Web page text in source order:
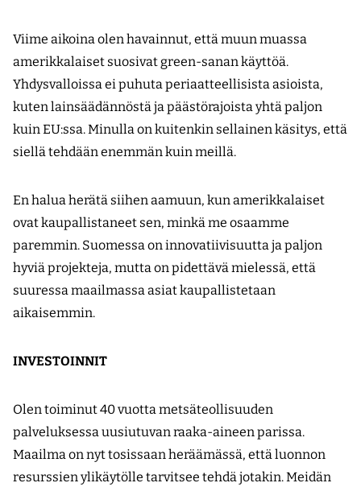
Viime aikoina olen havainnut, että muun muassa
amerikkalaiset suosivat green-sanan käyttöä.
Yhdysvalloissa ei puhuta periaatteellisista asioista,
kuten lainsäädännöstä ja päästörajoista yhtä paljon
kuin EU:ssa. Minulla on kuitenkin sellainen käsitys, että
siellä tehdään enemmän kuin meillä.
En halua herätä siihen aamuun, kun amerikkalaiset
ovat kaupallistaneet sen, minkä me osaamme
paremmin. Suomessa on innovatiivisuutta ja paljon
hyviä projekteja, mutta on pidettävä mielessä, että
suuressa maailmassa asiat kaupallistetaan
aikaisemmin.
INVESTOINNIT
Olen toiminut 40 vuotta metsäteollisuuden
palveluksessa uusiutuvan raaka-aineen parissa.
Maailma on nyt tosissaan heräämässä, että luonnon
resurssien ylikäytölle tarvitsee tehdä jotakin. Meidän